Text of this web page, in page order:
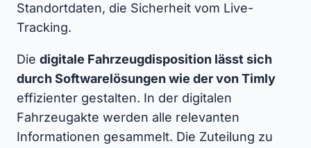
Standortdaten, die Sicherheit vom Live-
Tracking.
Die digitale Fahrzeugdisposition lässt sich
durch Softwarelösungen wie der von Timly
effizienter gestalten. In der digitalen
Fahrzeugakte werden alle relevanten
Informationen gesammelt. Die Zuteilung zu